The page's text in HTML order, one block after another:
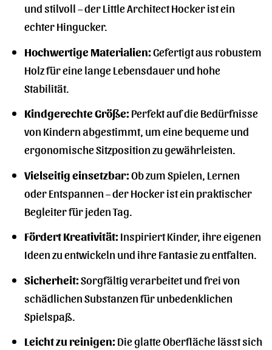
und stilvoll – der Little Architect Hocker ist ein
echter Hingucker.
Hochwertige Materialien:Gefertigt aus robustem
Holz für eine lange Lebensdauer und hohe
Stabilität.
Kindgerechte Größe:Perfekt auf die Bedürfnisse
von Kindern abgestimmt, um eine bequeme und
ergonomische Sitzposition zu gewährleisten.
Vielseitig einsetzbar:Ob zum Spielen, Lernen
oder Entspannen – der Hocker ist ein praktischer
Begleiter für jeden Tag.
Fördert Kreativität:Inspiriert Kinder, ihre eigenen
Ideen zu entwickeln und ihre Fantasie zu entfalten.
Sicherheit:Sorgfältig verarbeitet und frei von
schädlichen Substanzen für unbedenklichen
Spielspaß.
Leicht zu reinigen:Die glatte Oberfläche lässt sich